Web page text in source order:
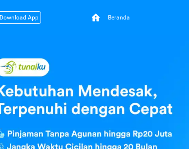
Download App Beranda